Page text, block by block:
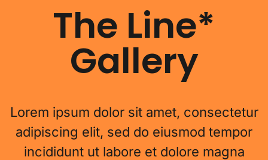
The Line*
Gallery
Lorem ipsum dolor sit amet, consectetur
adipiscing elit, sed do eiusmod tempor
incididunt ut labore et dolore magna